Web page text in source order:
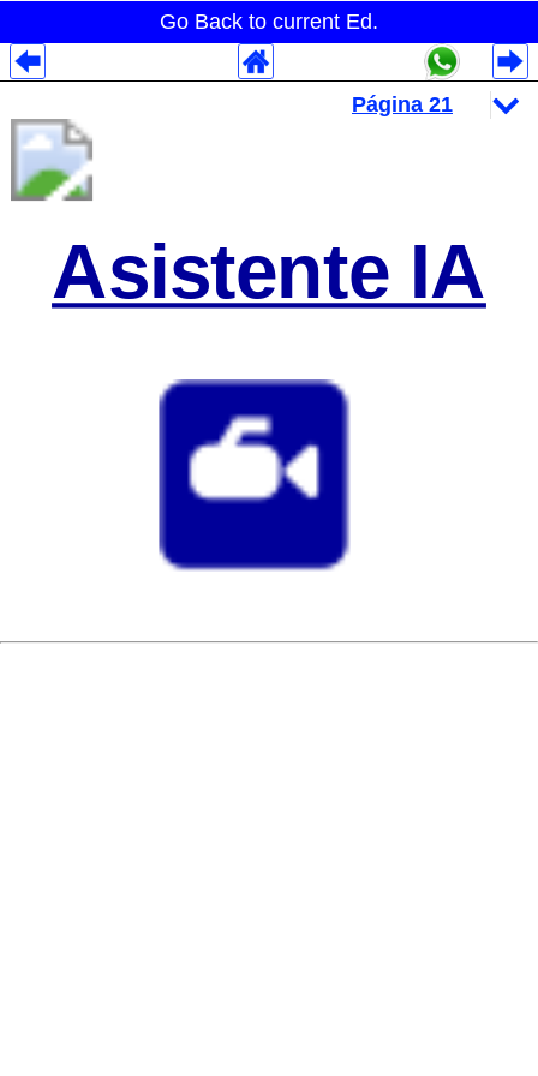
Go Back to current Ed.
Asistente IA
Despliegues Analytics
Despliegues Totales
Despliegues por Rubros